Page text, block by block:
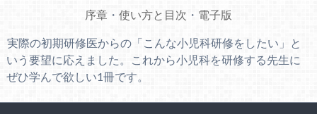
序章・ 使い方と目次 ・ 電子版
実際の初期研修医からの「こんな小児科研修をしたい」と
いう要望に応えました。これから小児科を研修する先生に
ぜひ学んで欲しい1冊です。